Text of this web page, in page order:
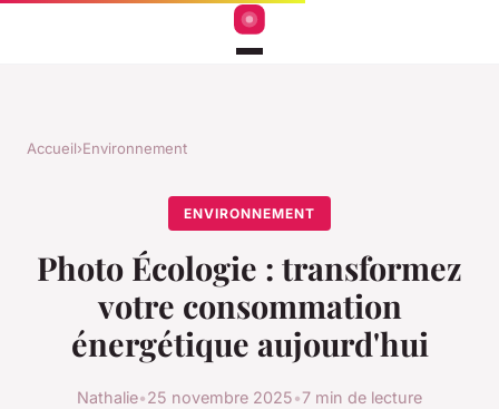
Accueil›Environnement
ENVIRONNEMENT
Photo Écologie : transformez
votre consommation
énergétique aujourd'hui
Nathalie•25 novembre 2025•7 min de lecture